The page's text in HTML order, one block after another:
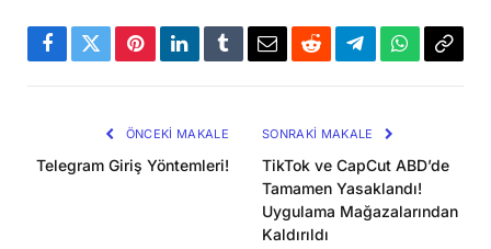
Facebook
TwitterPinterestLinkedInTumblrEmailRedditTelegramWhatsApp
ÖNCEKI MAKALE
Telegram Giriş Yöntemleri!
SONRAKI MAKALE
TikTok ve CapCut ABD’de
Tamamen Yasaklandı!
Uygulama Mağazalarından
Kaldırıldı